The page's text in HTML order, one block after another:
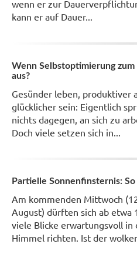
wenn er zur
kann er auf Dauer...
Wenn Selbstoptimierung
aus?
Gesünder leben, produktiver
glücklicher sein: Eigentlich
nichts dagegen, an sich zu
Doch viele setzen sich in...
Partielle Sonnenfinsternis:
Am kommenden Mittwoch
August) dürften sich ab etwa
viele Blicke erwartungsvoll in
Himmel richten. Ist der